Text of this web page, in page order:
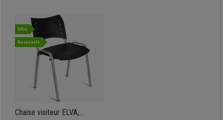
Offre
Nouveauté
Chaise visiteur ELVA,